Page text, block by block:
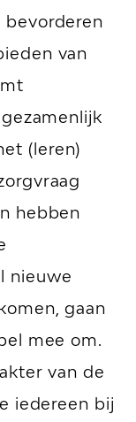
van
(leren)
hebben
nieuwe
gaan
mee om.
van de
iedereen bij